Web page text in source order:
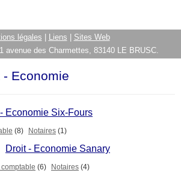
légales Liens
Sites Web
avenue des Charmettes, 83140 LE BRUSC.
Economie
Economie Six-Fours
(8) Notaires (1)
Droit - Economie Sanary
comptable (6) Notaires (4)